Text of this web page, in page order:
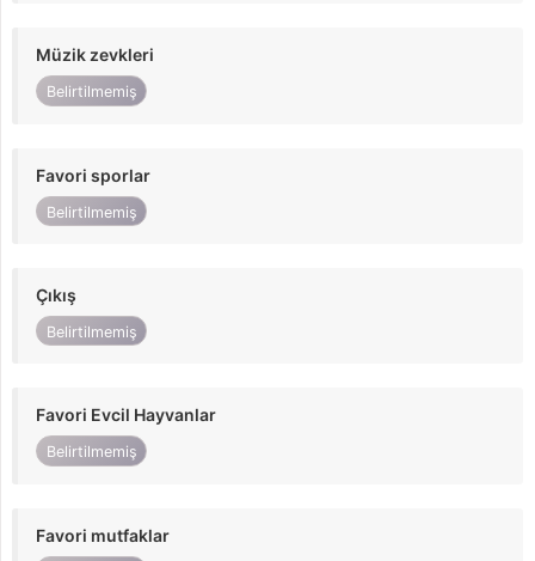
Müzik zevkleri
Belirtilmemiş
Favori sporlar
Belirtilmemiş
Çıkış
Belirtilmemiş
Favori Evcil Hayvanlar
Belirtilmemiş
Favori mutfaklar